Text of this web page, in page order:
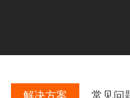
解决方案
常见问